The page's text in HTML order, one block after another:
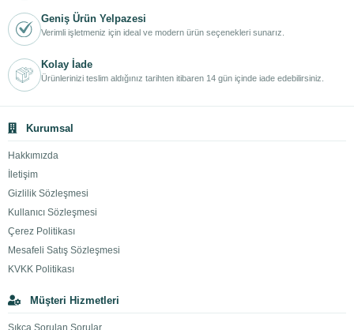
Geniş Ürün Yelpazesi
Verimli işletmeniz için ideal ve modern ürün seçenekleri sunarız.
Kolay İade
Ürünlerinizi teslim aldığınız tarihten itibaren 14 gün içinde iade edebilirsiniz.
Kurumsal
Hakkımızda
İletişim
Gizlilik Sözleşmesi
Kullanıcı Sözleşmesi
Çerez Politikası
Mesafeli Satış Sözleşmesi
KVKK Politikası
Müşteri Hizmetleri
Sıkça Sorulan Sorular